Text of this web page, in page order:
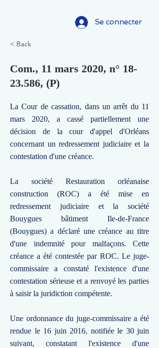
Se connecter
< Back
Com., 11 mars 2020, n° 18-
23.586, (P)
La Cour de cassation, dans un arrêt du 11
mars 2020, a cassé partiellement une
décision de la cour d'appel d'Orléans
concernant un redressement judiciaire et la
contestation d'une créance.
La société Restauration orléanaise
construction (ROC) a été mise en
redressement judiciaire et la société
Bouygues bâtiment Ile-de-France
(Bouygues) a déclaré une créance au titre
d'une indemnité pour malfaçons. Cette
créance a été contestée par ROC. Le juge-
commissaire a constaté l'existence d'une
contestation sérieuse et a renvoyé les parties
à saisir la juridiction compétente.
Une ordonnance du juge-commissaire a été
rendue le 16 juin 2016, notifiée le 30 juin
suivant, constatant l'existence d'une